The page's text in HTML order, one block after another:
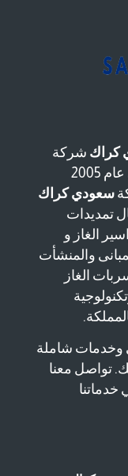
كراك شركة
ذات مسئولية محدودة تأسست فى عام 2005
سعودي كراك
تمديدات
الغاز و
والمنشأت
الغاز
وخدمات شاملة
تواصل معنا
خدماتنا